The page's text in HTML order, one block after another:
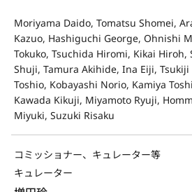
Moriyama Daido, Tomatsu Shomei,
Kazuo, Hashiguchi George, Ohnishi
Tokuko, Tsuchida Hiromi, Kikai Hiroh,
Shuji, Tamura Akihide, Ina Eiji,
Toshio, Kobayashi Norio, Kamiya
Kawada Kikuji, Miyamoto Ryuji,
Miyuki, Suzuki Risaku
コミッショナー、キュレーター等
キュレーター